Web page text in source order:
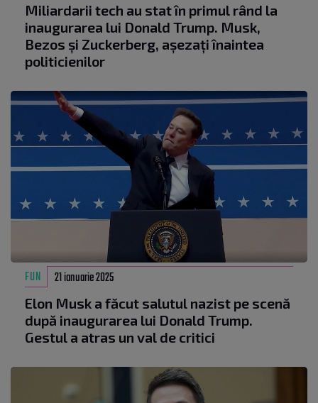
Miliardarii tech au stat în primul rând la
inaugurarea lui Donald Trump. Musk,
Bezos și Zuckerberg, așezați înaintea
politicienilor
FUN 21 ianuarie 2025
Elon Musk a făcut salutul nazist pe scenă
după inaugurarea lui Donald Trump.
Gestul a atras un val de critici